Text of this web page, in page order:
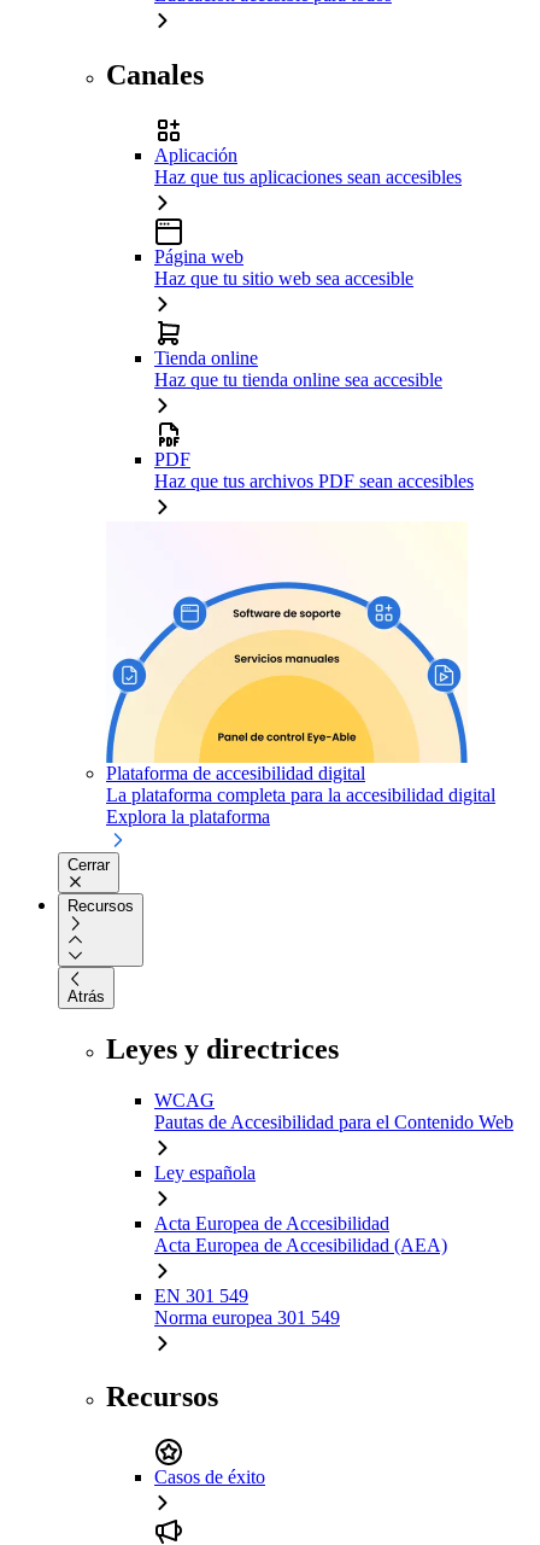
Canales
Aplicación
Haz que tus aplicaciones sean accesibles
Página web
Haz que tu sitio web sea accesible
Tienda online
Haz que tu tienda online sea accesible
PDF
Haz que tus archivos PDF sean accesibles
Plataforma de accesibilidad digital
La plataforma completa para la accesibilidad digital
Explora la plataforma
Cerrar
Recursos
Atrás
Leyes y directrices
WCAG
Pautas de Accesibilidad para el Contenido Web
Ley española
Acta Europea de Accesibilidad
Acta Europea de Accesibilidad (AEA)
EN 301 549
Norma europea 301 549
Recursos
Casos de éxito